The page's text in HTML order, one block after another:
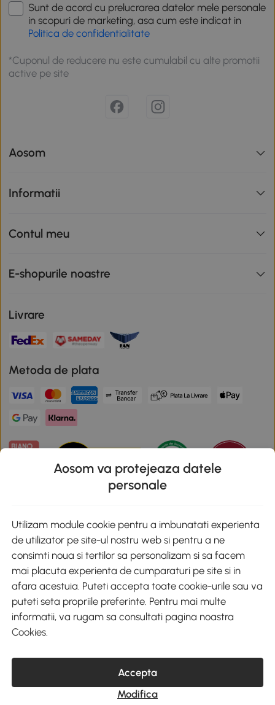
Sunt de acord cu prelucrarea datelor mele personale
in scopuri de marketing, asa cum este indicat in
Politica de confidentialitate
*Cuponul de reducere nu este cumulabil cu alte promotii
active pe site
Aosom
Informatii
Contul meu
E-shopurile noastre
Livrare
Metoda de plata
Descarca aplicatia Aosom
Google Play
+40 312294730 clienti@aosom.ro
Romania, Bucureşti Sectorul 2, Str. Barbu Paris Mumuleanu, Nr. 30-
CUI: 49266464
COD CAEN: 4755
Reg. Com. J2023023738408
Capital Social 200
Aosom va protejeaza datele
personale
Utilizam module cookie pentru a imbunatati experienta
de utilizator pe site-ul nostru web si pentru a ne
consimti noua si tertilor sa personalizam si sa facem
mai placuta experienta de cumparaturi pe site si in
afara acestuia. Puteti accepta toate cookie-urile sau va
puteti seta propriile preferinte. Pentru mai multe
informatii, va rugam sa consultati pagina noastra
Cookies.
Accepta
Modifica